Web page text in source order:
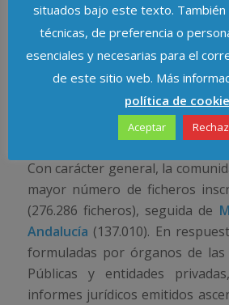
en 2008 fueron 9.604,
de 15.510. El 98,1% de ellos
privada y el 1,9% de titularidad
destacan en cuanto a mayor
inscritos la gestión de clientes,
administrativa, seguidos de
recursos humanos y los de
Con carácter general, la
mayor número de ficheros
(276.286 ficheros), seguida de
Andalucía (137.010). En
formuladas por órganos de las
Públicas y entidades
informes jurídicos emitidos
situados bajo este texto. También
técnicas, de preferencia o
esenciales y necesarias para el
de este sitio web. Más
política de
Aceptar